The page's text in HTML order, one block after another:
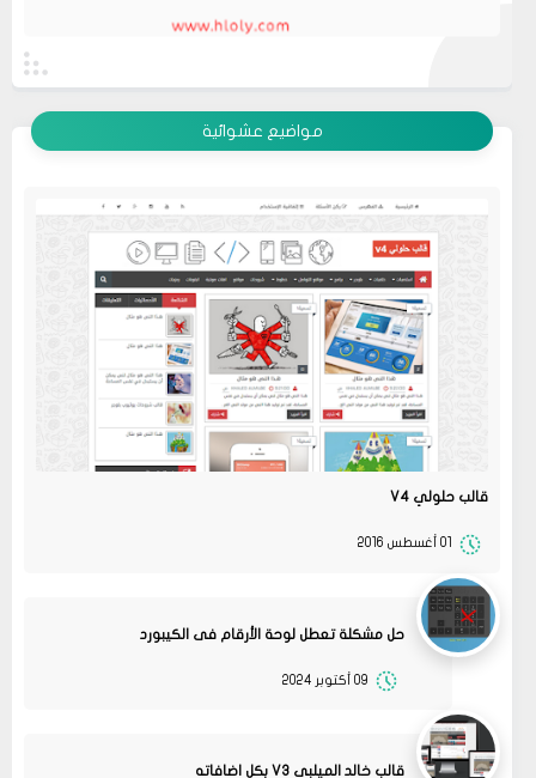
مواضيع عشوائية
قالب حلولي V4
01 أغسطس 2016
حل مشكلة تعطل لوحة الأرقام فى الكيبورد
09 أكتوبر 2024
قالب خالد الميلبي V3 بكل اضافاته